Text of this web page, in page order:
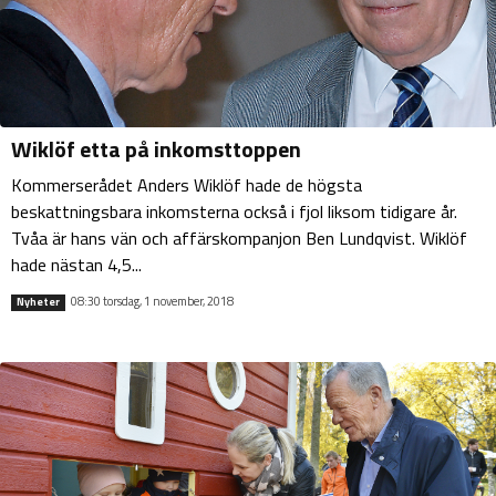
Wiklöf etta på inkomsttoppen
Kommerserådet Anders Wiklöf hade de högsta
beskattningsbara inkomsterna också i fjol liksom tidigare år.
Tvåa är hans vän och affärskompanjon Ben Lundqvist. Wiklöf
hade nästan 4,5...
Nyheter 08:30 torsdag, 1 november, 2018